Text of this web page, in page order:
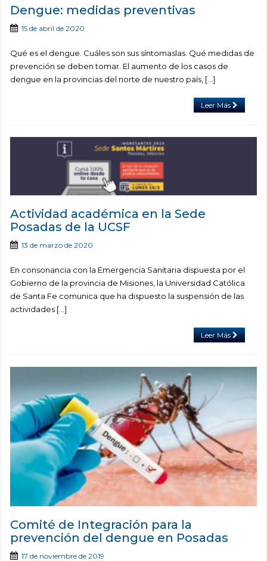
Dengue: medidas preventivas
15 de abril de 2020
Qué es el dengue. Cuáles son sus síntomaslas. Qué medidas de
prevención se deben tomar. El aumento de los casos de
dengue en la provincias del norte de nuestro país, […]
Leer Más
Actividad académica en la Sede
Posadas de la UCSF
13 de marzo de 2020
En consonancia con la Emergencia Sanitaria dispuesta por el
Gobierno de la provincia de Misiones, la Universidad Católica
de Santa Fe comunica que ha dispuesto la suspensión de las
actividades […]
Leer Más
Comité de Integración para la
prevención del dengue en Posadas
17 de noviembre de 2019